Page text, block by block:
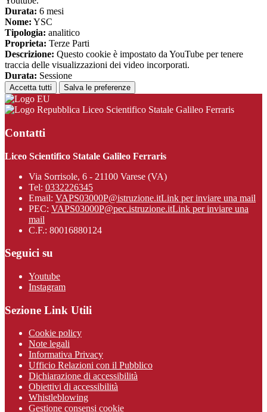
Durata: 6 mesi
Nome: YSC
Tipologia: analitico
Proprieta: Terze Parti
Descrizione: Questo cookie è impostato da YouTube per tenere
traccia delle visualizzazioni dei video incorporati.
Durata: Sessione
Accetta tutti Salva le preferenze
Liceo Scientifico Statale Galileo Ferraris
Contatti
Liceo Scientifico Statale Galileo Ferraris
Via Sorrisole, 6 - 21100 Varese (VA)
Tel: 0332226345
Email: VAPS03000P@istruzione.itLink per inviare una mail
PEC: VAPS03000P@pec.istruzione.itLink per inviare una
mail
C.F.: 80016880124
Seguici su
Youtube
Instagram
Sezione Link Utili
Cookie policy
Note legali
Informativa Privacy
Ufficio Relazioni con il Pubblico
Dichiarazione di accessibilità
Obiettivi di accessibilità
Whistleblowing
Gestione consensi cookie